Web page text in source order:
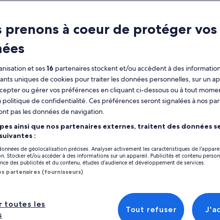
FAQ Avis
Annulation gratuite
disponible
Coupon sur mobile
immédiate
Prise en charge
depuis certains
hôtels
Plusieurs langues
Bora Manu Lagoon Excursion vous emmène
et peut vous proposer des
d'activités et d'attractions
plus
Afficher
Emplacement de
Point de rencontre
prenons à coeur de protéger vos
et ses16 partenaires stockent et/ou accèdent à des
uniques de cookies pour traiter les données personnelles, sur un
ou gérer vos préférences en cliquant ci-dessous ou à tout
politique de confidentialité. Ces préférences seront signalées à nos
pas les données de navigation.
ainsi que nos partenaires externes, traitent des données
:
de géolocalisation précises. Analyser activement les caractéristiques de
Stocker et/ou accéder à des informations sur un appareil. Publicités et contenu
des publicités et du contenu, études d’audience et développement de services.
partenaires (fournisseurs)
toutes les
Tout refuser